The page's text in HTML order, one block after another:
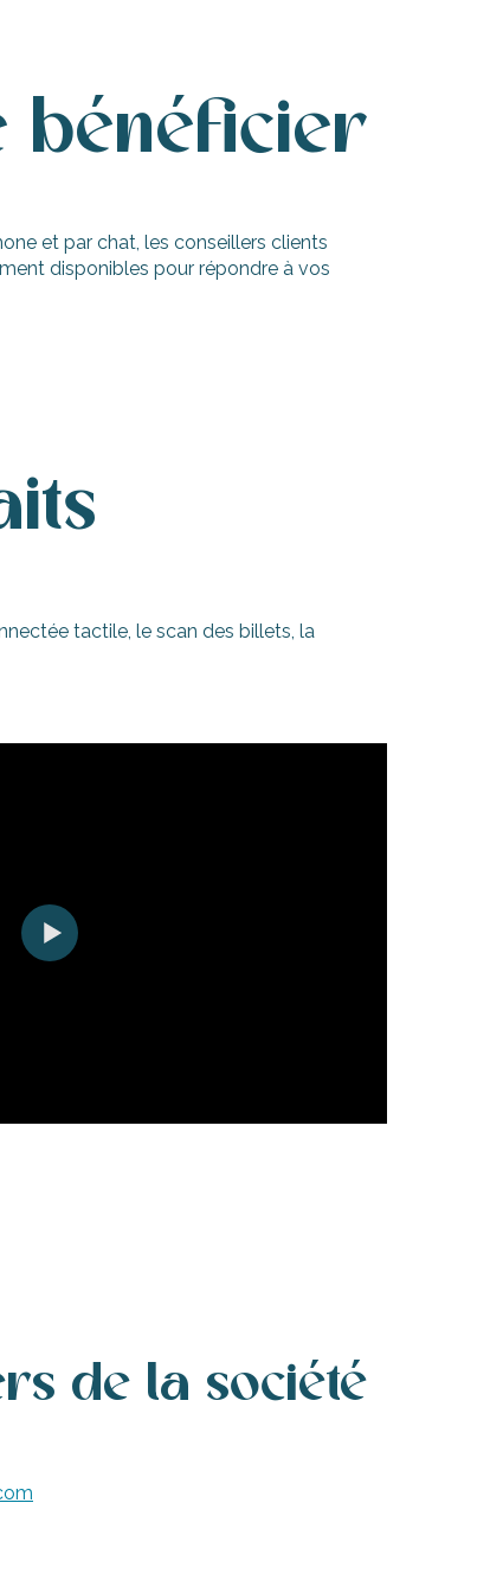
bénéficier
et par chat, les conseillers clients
disponibles pour répondre à vos
tactile, le scan des billets, la
de la société